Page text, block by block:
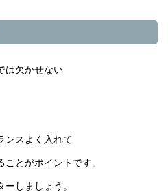
は欠かせない
ンスよく入れて
とがポイントです。
しましょう。